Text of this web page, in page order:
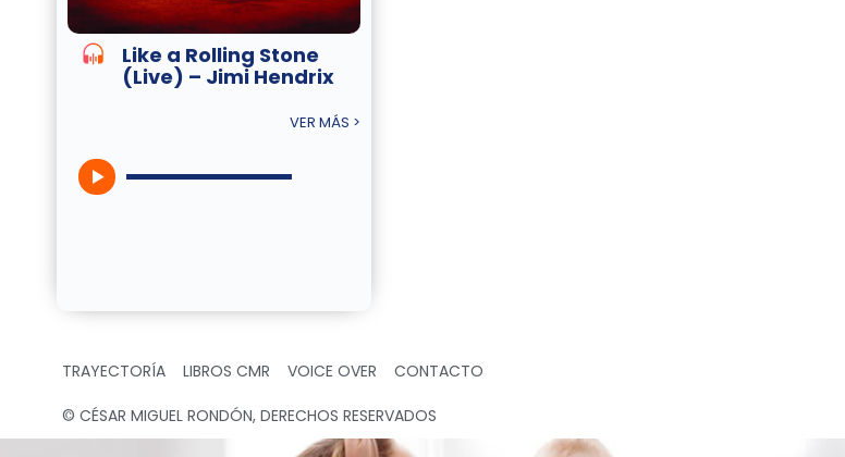
Like a Rolling Stone
(Live) – Jimi Hendrix
VER MÁS >
TRAYECTORÍA LIBROS CMR VOICE OVER CONTACTO
© CÉSAR MIGUEL RONDÓN, DERECHOS RESERVADOS